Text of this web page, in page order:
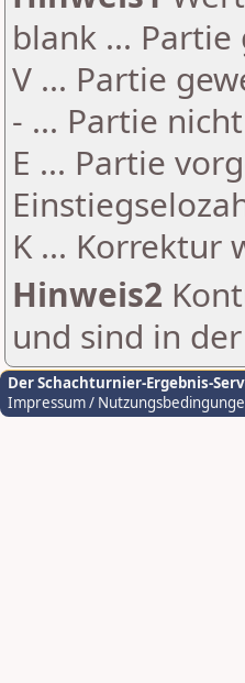
blank ...
V ... Partie
- ... Partie
E ... Partie
K ... Korrektur
Hinweis2
und sind in
Der Schachturnier-Ergebnis-
Impressum /